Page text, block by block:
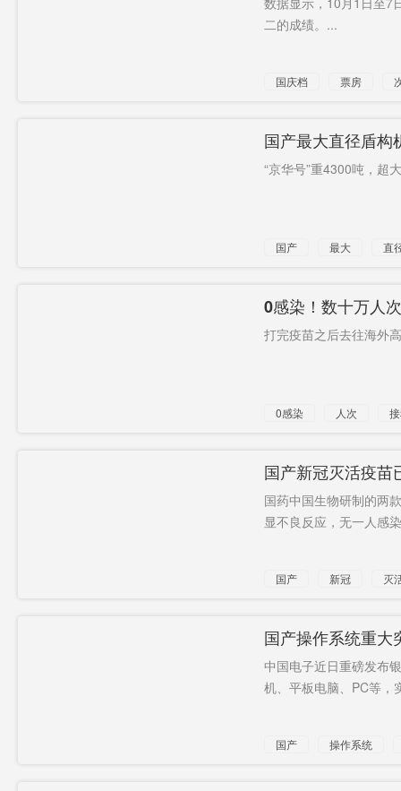
二的成绩。...
国庆档 票房
国产最大直径盾构
“京华号”重4300吨，超
国产 最大 直
0感染！数十万人
打完疫苗之后去往海外
0感染 人次
国产新冠灭活疫苗
国药中国生物研制的两
显不良反应，无一人感
国产 新冠 灭
国产操作系统重大
中国电子近日重磅发布
机、平板电脑、PC等，
国产 操作系统